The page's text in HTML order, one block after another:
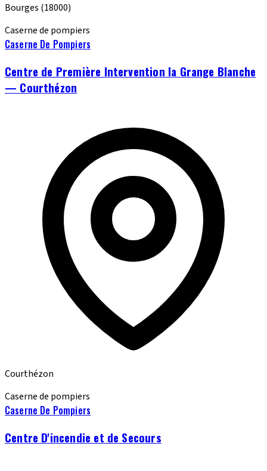
Bourges (18000)
Caserne de pompiers
Caserne De Pompiers
Centre de Première Intervention la Grange Blanche
— Courthézon
Courthézon
Caserne de pompiers
Caserne De Pompiers
Centre D'incendie et de Secours